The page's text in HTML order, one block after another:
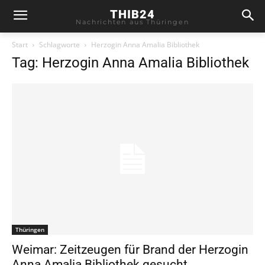
THIB24
Nachrichten aus Thüringen
Start Schlagworte Herzogin Anna Amalia Bibliothek
Tag: Herzogin Anna Amalia Bibliothek
Thüringen
Weimar: Zeitzeugen für Brand der Herzogin